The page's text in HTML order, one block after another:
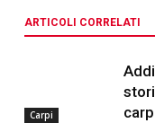
ARTICOLI CORRELATI
Carpi